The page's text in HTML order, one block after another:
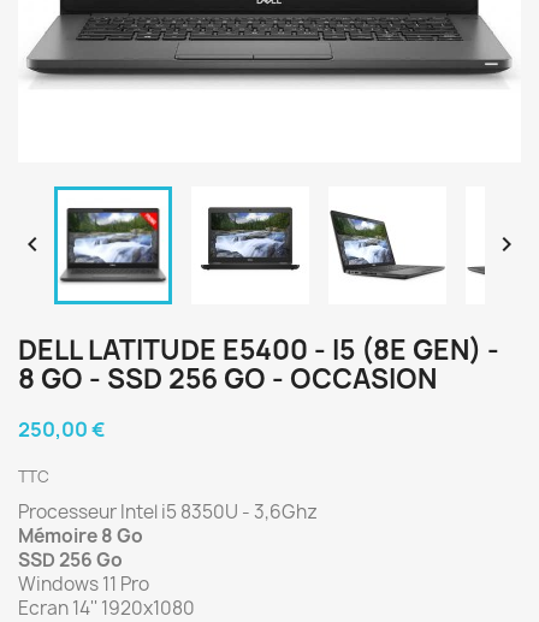
 
DELL LATITUDE E5400 - I5 (8E GEN) -
8 GO - SSD 256 GO - OCCASION
250,00 €
TTC
Processeur Intel i5 8350U - 3,6Ghz
Mémoire 8 Go
SSD 256 Go
Windows 11 Pro
Ecran 14'' 1920x1080